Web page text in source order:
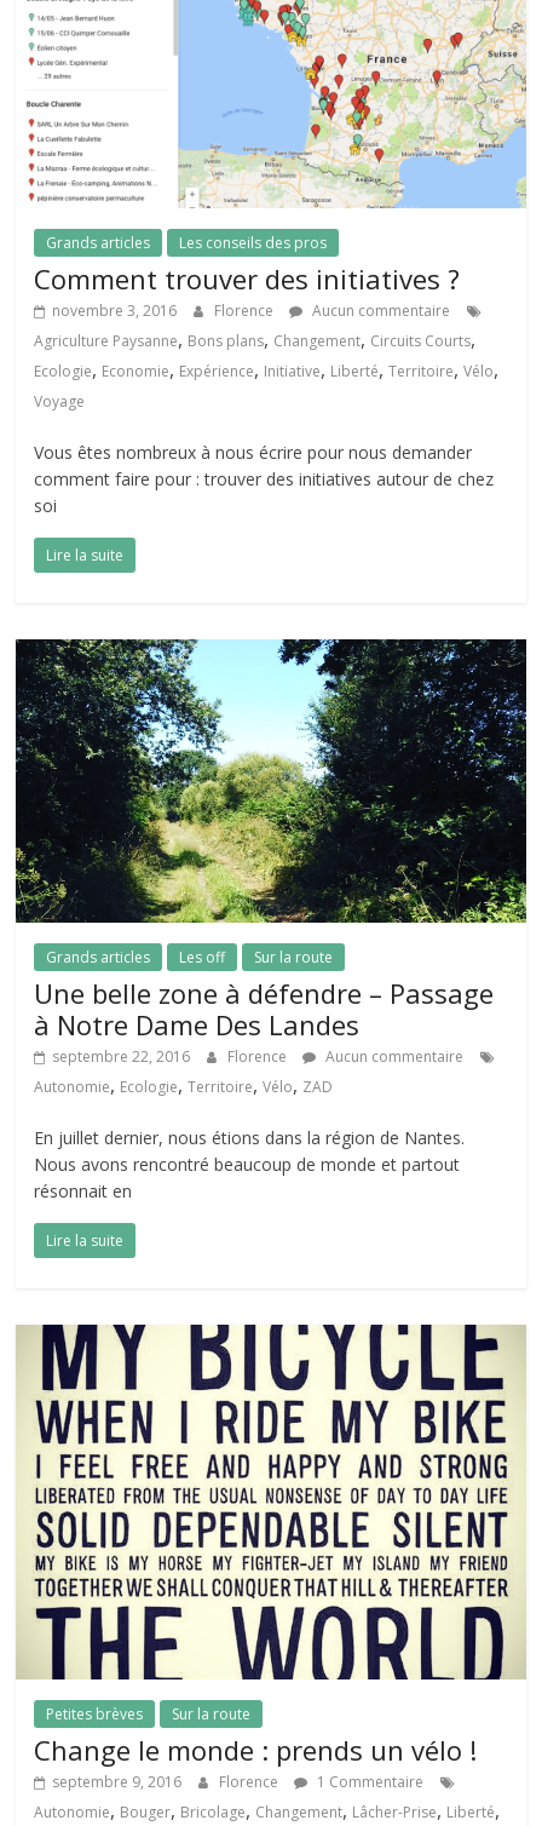
Grands articles Les conseils des pros
Comment trouver des initiatives ?
novembre 3, 2016 Florence
Aucun commentaire
Agriculture Paysanne, Bons plans, Changement, Circuits Courts,
Ecologie, Economie, Expérience, Initiative, Liberté,Territoire,Vélo,
Voyage
Vous êtes nombreux à nous écrire pour nous demander
comment faire pour : trouver des initiatives autour de chez
soi
Lire la suite
Grands articles Les off Sur la route
Une belle zone à défendre – Passage
à Notre Dame Des Landes
septembre 22, 2016 Florence
Aucun commentaire
Autonomie, Ecologie,Territoire,Vélo, ZAD
En juillet dernier, nous étions dans la région de Nantes.
Nous avons rencontré beaucoup de monde et partout
résonnait en
Lire la suite
Petites brèves Sur la route
Change le monde : prends un vélo !
septembre 9, 2016 Florence
1 Commentaire
Autonomie, Bouger, Bricolage, Changement, Lâcher-Prise, Liberté,